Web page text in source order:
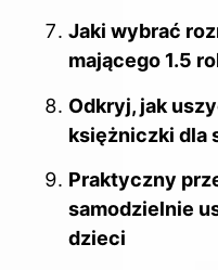
Jaki wybrać
mającego 1.5
Odkryj, jak
księżniczki dla
Praktyczny
samodzielnie
dzieci